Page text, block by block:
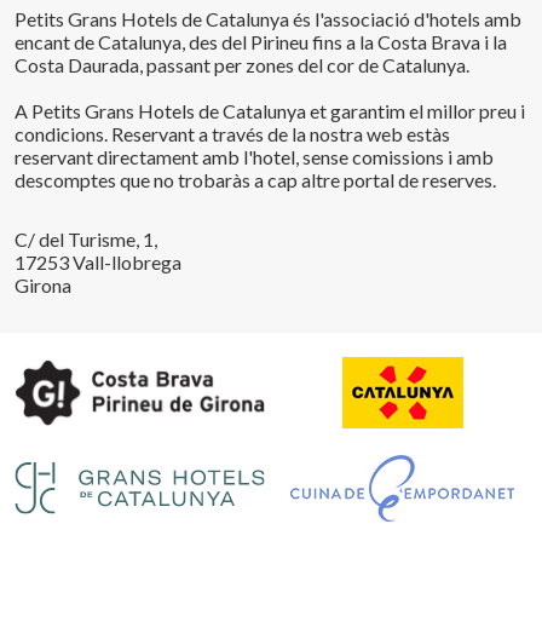
Petits Grans Hotels de Catalunya és l'associació d'hotels amb
encant de Catalunya, des del Pirineu fins a la Costa Brava i la
Costa Daurada, passant per zones del cor de Catalunya.
A Petits Grans Hotels de Catalunya et garantim el millor preu i
condicions. Reservant a través de la nostra web estàs
reservant directament amb l'hotel, sense comissions i amb
descomptes que no trobaràs a cap altre portal de reserves.
C/ del Turisme, 1,
17253 Vall-llobrega
Girona
Guardar configuració Acceptar totes